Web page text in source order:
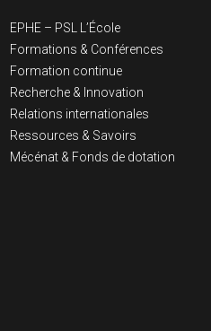
Navigation
EPHE – PSL L’École
Formations & Conférences
Formation continue
Recherche & Innovation
Relations internationales
Ressources & Savoirs
Mécénat & Fonds de dotation